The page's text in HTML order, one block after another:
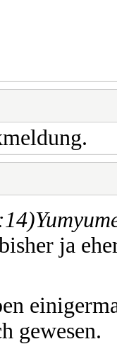
ja
gewesen.